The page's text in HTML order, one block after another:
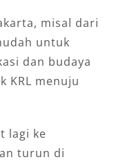
misal dari
untuk
dan budaya
KRL menuju
lagi ke
turun di